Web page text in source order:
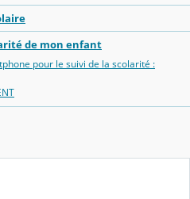
de mon enfant
pour le suivi de la scolarité :